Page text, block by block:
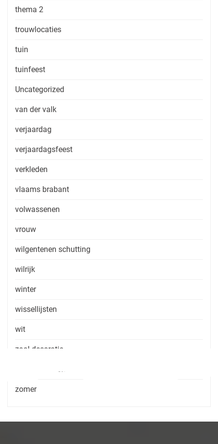
thema 2
trouwlocaties
tuin
tuinfeest
Uncategorized
van der valk
verjaardag
verjaardagsfeest
verkleden
vlaams brabant
volwassenen
vrouw
wilgentenen schutting
wilrijk
winter
wissellijsten
wit
zaal decoratie
zomer